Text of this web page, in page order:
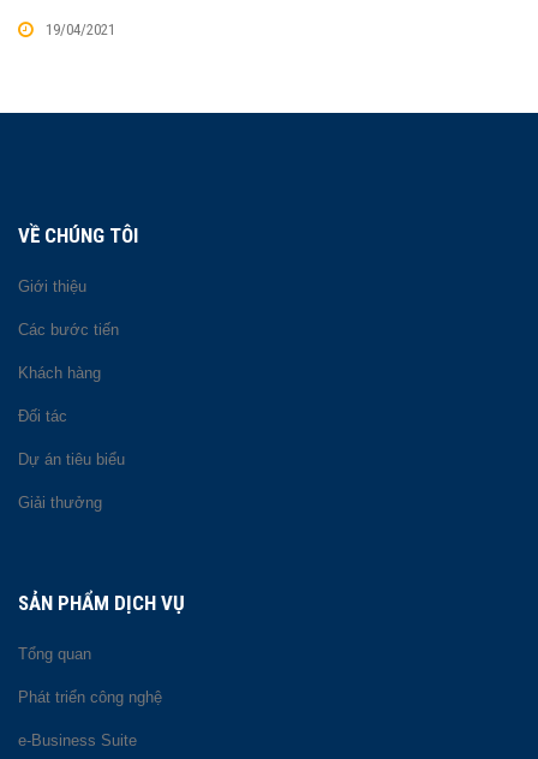
19/04/2021
VỀ CHÚNG TÔI
Giới thiệu
Các bước tiến
Khách hàng
Đối tác
Dự án tiêu biểu
Giải thưởng
SẢN PHẨM DỊCH VỤ
Tổng quan
Phát triển công nghệ
e-Business Suite